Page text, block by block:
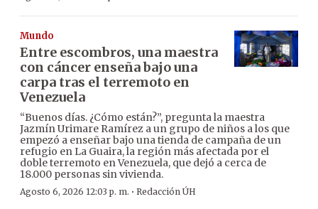
Mundo
Entre escombros, una maestra
con cáncer enseña bajo una
carpa tras el terremoto en
Venezuela
“Buenos días. ¿Cómo están?”, pregunta la maestra
Jazmín Urimare Ramírez a un grupo de niños a los que
empezó a enseñar bajo una tienda de campaña de un
refugio en La Guaira, la región más afectada por el
doble terremoto en Venezuela, que dejó a cerca de
18.000 personas sin vivienda.
Agosto 6, 2026 12:03 p. m. · Redacción ÚH